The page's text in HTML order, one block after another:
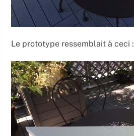
Le prototype ressemblait à ceci :